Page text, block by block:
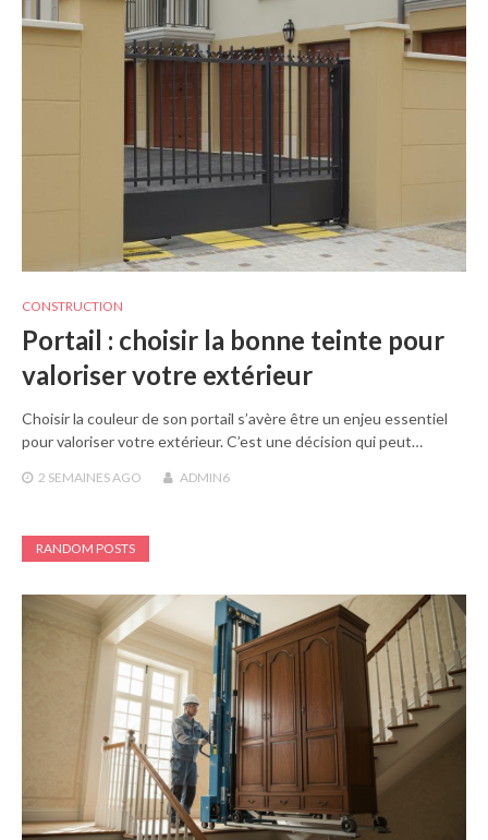
CONSTRUCTION
Portail : choisir la bonne teinte pour
valoriser votre extérieur
Choisir la couleur de son portail s’avère être un enjeu essentiel
pour valoriser votre extérieur. C’est une décision qui peut…
2 SEMAINES AGO ADMIN6
RANDOM POSTS